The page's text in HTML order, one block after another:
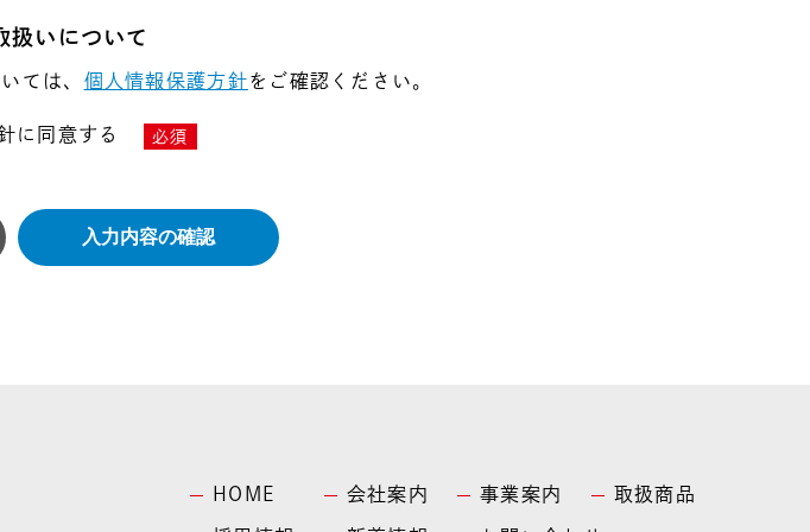
扱いについて
ては、 個人情報保護方針を ご確認ください。
に同意する 必須
HOME 会社案内 事業案内 取扱商品